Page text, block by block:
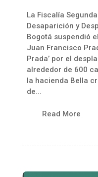
La Fiscalía
Desaparición y
Bogotá suspendió
Juan Francisco
Prada’ por el
alrededor de 600
la hacienda Bella
de...
Read More